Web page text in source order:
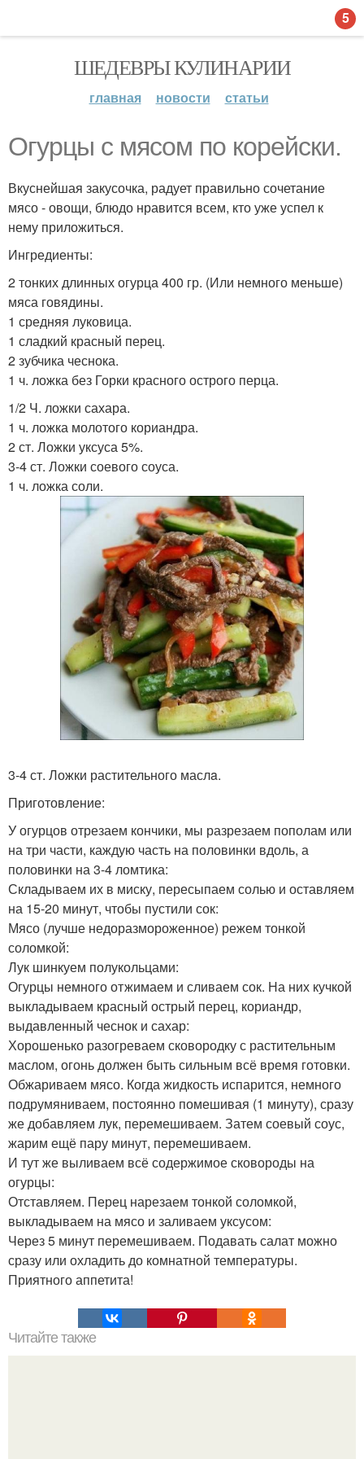
ШЕДЕВРЫ КУЛИНАРИИ
главная новости статьи
Огурцы с мясом по корейски.
Вкуснейшая закусочка, радует правильно сочетание
мясо - овощи, блюдо нравится всем, кто уже успел к
нему приложиться.
Ингредиенты:
2 тонких длинных огурца 400 гр. (Или немного меньше)
мяса говядины.
1 средняя луковица.
1 сладкий красный перец.
2 зубчика чеснока.
1 ч. ложка без Горки красного острого перца.
1/2 Ч. ложки сахара.
1 ч. ложка молотого кориандра.
2 ст. Ложки уксуса 5%.
3-4 ст. Ложки соевого соуса.
1 ч. ложка соли.
3-4 ст. Ложки растительного маслa.
Приготовление:
У огурцов отрезаем кончики, мы разрезаем пополам или
на три части, каждую часть на половинки вдоль, а
половинки на 3-4 ломтика:
Складываем их в миску, пересыпаем солью и оставляем
на 15-20 минут, чтобы пустили сок:
Мясо (лучше недоразмороженное) режем тонкой
соломкой:
Лук шинкуем полукольцами:
Огурцы немного отжимаем и сливаем сок. На них кучкой
выкладываем красный острый перец, кориандр,
выдавленный чеснок и сахар:
Хорошенько разогреваем сковородку с растительным
маслом, огонь должен быть сильным всё время готовки.
Обжариваем мясо. Когда жидкость испарится, немного
подрумяниваем, постоянно помешивая (1 минуту), сразу
же добавляем лук, перемешиваем. Затем соевый соус,
жарим ещё пару минут, перемешиваем.
И тут же выливаем всё содержимое сковороды на
огурцы:
Отставляем. Перец нарезаем тонкой соломкой,
выкладываем на мясо и заливаем уксусом:
Через 5 минут перемешиваем. Подавать салат можно
сразу или охладить до комнатной температуры.
Приятного аппетита!
Читайте также
5